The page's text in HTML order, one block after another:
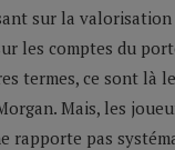
sur la
les comptes du
termes, ce sont là
Mais, les
rapporte pas